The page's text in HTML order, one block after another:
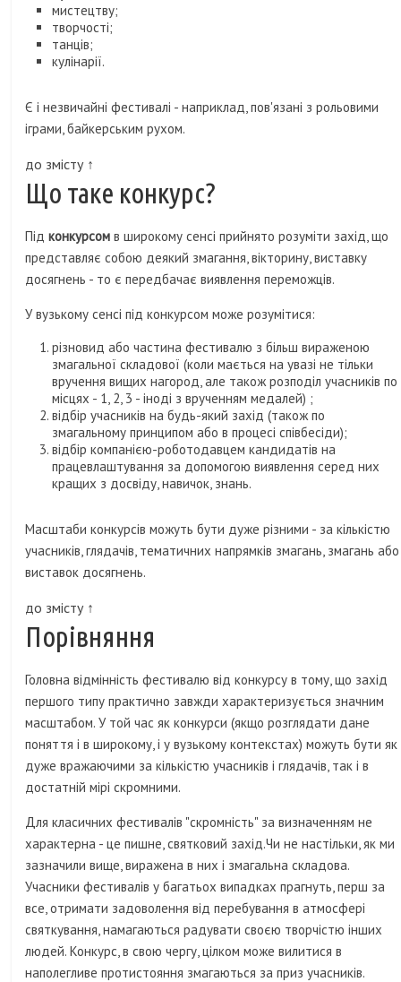
мистецтву;
творчості;
танців;
кулінарії.
Є і незвичайні фестивалі - наприклад, пов'язані з рольовими
іграми, байкерським рухом.
до змісту ↑
Що таке конкурс?
Підконкурсомв широкому сенсі прийнято розуміти захід, що
представляє собою деякий змагання, вікторину, виставку
досягнень - то є передбачає виявлення переможців.
У вузькому сенсі під конкурсом може розумітися:
різновид або частина фестивалю з більш вираженою
змагальної складової (коли мається на увазі не тільки
вручення вищих нагород, але також розподіл учасників по
місцях - 1, 2, 3 - іноді з врученням медалей) ;
відбір учасників на будь-який захід (також по
змагальному принципом або в процесі співбесіди);
відбір компанією-роботодавцем кандидатів на
працевлаштування за допомогою виявлення серед них
кращих з досвіду, навичок, знань.
Масштаби конкурсів можуть бути дуже різними - за кількістю
учасників, глядачів, тематичних напрямків змагань, змагань або
виставок досягнень.
до змісту ↑
Порівняння
Головна відмінність фестивалю від конкурсу в тому, що захід
першого типу практично завжди характеризується значним
масштабом. У той час як конкурси (якщо розглядати дане
поняття і в широкому, і у вузькому контекстах) можуть бути як
дуже вражаючими за кількістю учасників і глядачів, так і в
достатній мірі скромними.
Для класичних фестивалів "скромність" за визначенням не
характерна - це пишне, святковий захід.Чи не настільки, як ми
зазначили вище, виражена в них і змагальна складова.
Учасники фестивалів у багатьох випадках прагнуть, перш за
все, отримати задоволення від перебування в атмосфері
святкування, намагаються радувати своєю творчістю інших
людей. Конкурс, в свою чергу, цілком може вилитися в
наполегливе протистояння змагаються за приз учасників.